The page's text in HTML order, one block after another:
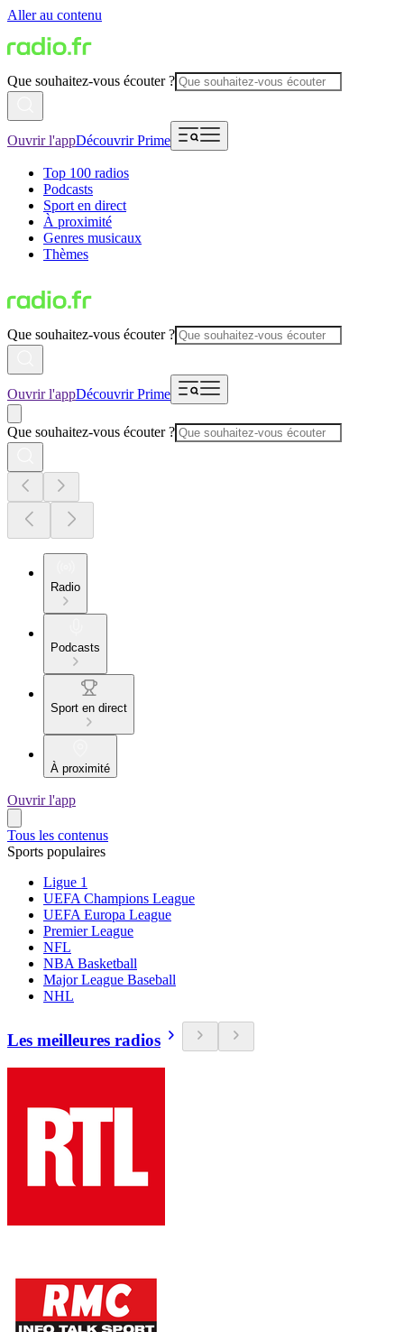
Aller au contenu
Que souhaitez-vous écouter ?
Ouvrir l'appDécouvrir Prime
Top 100 radios
Podcasts
Sport en direct
À proximité
Genres musicaux
Thèmes
Que souhaitez-vous écouter ?
Ouvrir l'appDécouvrir Prime
Que souhaitez-vous écouter ?
Radio
Podcasts
Sport en direct
À proximité
Ouvrir l'app
Tous les contenus
Sports populaires
Ligue 1
UEFA Champions League
UEFA Europa League
Premier League
NFL
NBA Basketball
Major League Baseball
NHL
Les meilleures radios